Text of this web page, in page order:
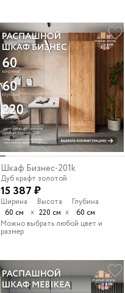
Шкаф Бизнес-201k
Дуб крафт золотой
15 387 ₽
Ширина
60 см
х
Высота
220 см х
Глубина
60 см
Можно выбрать любой цвет и
размер